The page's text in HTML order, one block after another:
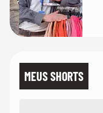
MEUS SHORTS